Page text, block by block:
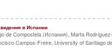
в Испании
de Compostela (Испания), Marta
Campos-Freire, University of Santiago